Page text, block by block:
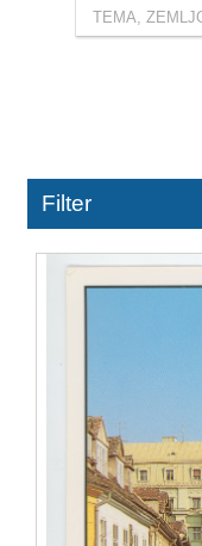
TEMA,
Filter